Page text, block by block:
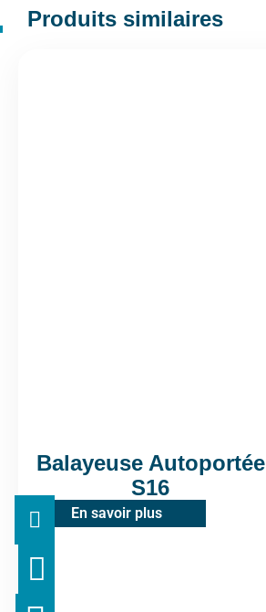
Produits similaires
Balayeuse Autoportée
S16
En savoir plus